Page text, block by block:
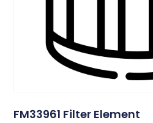
FM33961 Filter Element